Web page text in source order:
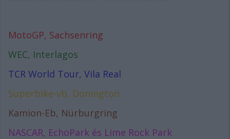
MotoGP, Sachsenring
WEC, Interlagos
TCR World Tour, Vila Real
Superbike-vb, Donington
Kamion-Eb, Nürburgring
NASCAR, EchoPark és Lime Rock Park